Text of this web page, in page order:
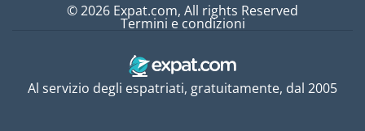
Al servizio degli espatriati, gratuitamente, dal 2005
© 2026 Expat.com, All rights Reserved
Termini e condizioni